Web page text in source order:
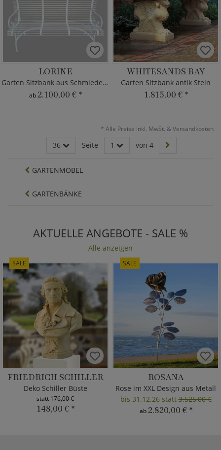
LORINE
Garten Sitzbank aus Schmiedeeisen
ab2.100,00 € *
WHITESANDS BAY
Garten Sitzbank antik Stein
1.815,00 € *
* Alle Preise inkl. MwSt. & Versandkosten
36 Seite 1 von 4
GARTENMÖBEL
GARTENBÄNKE
AKTUELLE ANGEBOTE - SALE %
Alle anzeigen
SALE
FRIEDRICH SCHILLER
Deko Schiller Büste
statt176,00 €
148,00 € *
SALE
ROSANA
Rose im XXL Design aus Metall
bis 31.12.26 statt3.525,00 €
ab2.820,00 € *